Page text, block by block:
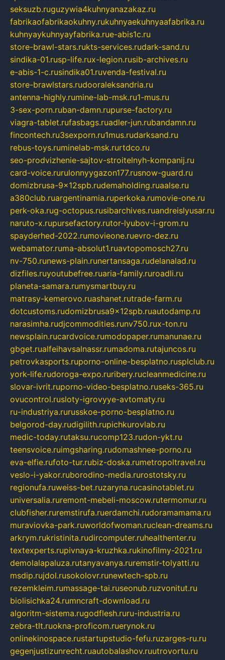
seksuzb.ruguzywia4kuhnyanazakaz.ru
fabrikaofabrikaokuhny.rukuhnyaekuhnyaafabrika.ru
kuhnyaykuhnyayfabrika.rue-abis1c.ru
store-brawl-stars.rukts-services.rudark-sand.ru
sindika-01.rusp-life.rux-legion.rusib-archives.ru
e-abis-1-c.rusindika01.ruvenda-festival.ru
store-brawlstars.rudooraleksandria.ru
antenna-highly.rumine-lab-msk.ru1-mus.ru
3-sex-porn.ruban-damn.rupurse-factory.ru
viagra-tablet.rufasbags.ruadler-jun.rubandamn.ru
fincontech.ru3sexporn.ru1mus.rudarksand.ru
rebus-toys.ruminelab-msk.rurtdco.ru
seo-prodvizhenie-sajtov-stroitelnyh-kompanij.ru
card-voice.rurulonnyygazon177.rusnow-guard.ru
domizbrusa-9x12spb.rudemaholding.ruaalse.ru
a380club.ruargentinamia.ruperkoka.rumovie-one.ru
perk-oka.rug-octopus.rusibarchives.ruandreislyusar.ru
naruto-x.rupursefactory.rutor-lyubov-i-grom.ru
spayderhed-2022.rumovieone.ruevro-dez.ru
webamator.ruma-absolut1.ruavtopomosch27.ru
nv-750.runews-plain.runertansaga.rudelanalad.ru
dizfiles.ruyoutubefree.ruaria-family.ruroadli.ru
planeta-samara.rumysmartbuy.ru
matrasy-kemerovo.ruashanet.rutrade-farm.ru
dotcustoms.rudomizbrusa9x12spb.ruautodamp.ru
narasimha.rudjcommodities.runv750.rux-ton.ru
newsplain.rucardvoice.rumodopaper.rumanunae.ru
gbget.rualfeihavsalnassr.rumadoma.rutajuncos.ru
petrovkasports.ruporno-online-besplatno.rusplclub.ru
york-life.rudoroga-expo.ruribery.rucleanmedicine.ru
slovar-ivrit.ruporno-video-besplatno.ruseks-365.ru
ovucontrol.rusloty-igrovyye-avtomaty.ru
ru-industriya.rurusskoe-porno-besplatno.ru
belgorod-day.rudigilith.rupichkurovlab.ru
medic-today.rutaksu.rucomp123.rudon-ykt.ru
teensvoice.ruimgsharing.rudomashnee-porno.ru
eva-elfie.rufoto-tur.rubiz-doska.rumetropoltravel.ru
veslo-i-yakor.ruborodino-media.rurostotsky.ru
regionufa.ruweiss-bet.ruzaryna.rucasinotablet.ru
universalia.ruremont-mebeli-moscow.rutermomur.ru
clubfisher.ruremstirufa.ruerdamchi.rudoramamama.ru
muraviovka-park.ruworldofwoman.ruclean-dreams.ru
arkrym.rukristinita.rudircomputer.ruhealthenter.ru
textexperts.rupivnaya-kruzhka.rukinofilmy-2021.ru
demolalapaluza.rutanyavanya.ruremstir-tolyatti.ru
msdip.rujdol.rusokolovr.runewtech-spb.ru
rezemkleim.rumassage-tai.ruseonub.ruzvonitut.ru
biolisichka24.rumncraft-download.ru
algoritm-sistema.rugodflesh.ruru-industria.ru
zebra-tlt.ruokna-proficom.ruerynok.ru
onlinekinospace.rustartupstudio-fefu.ruzarges-ru.ru
gegenjustizunrecht.ruautobalashov.ruutrovortu.ru